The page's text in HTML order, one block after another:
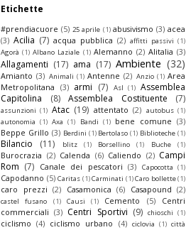
Etichette
#prendiacuore (5) 25 aprile (1) abusivismo (3) acea
(3) Acilia (7) acqua pubblica (2) affitti passivi (1)
Agorà (1) Albano Laziale (1) Alemanno (2) Alitalia (3)
Allagamenti (17) ama (17) Ambiente (32)
Amianto (3) Animali (1) Antenne (2) Anzio (1) Area
Metropolitana (3) armi (7) Asl (1) Assemblea
Capitolina
(8) Assemblea Costituente (7)
assunzioni (1) Atac (19) attentato (2) autobus (1)
autonomia (1) Axa (1) Bandi (1) bene comune (3)
Beppe Grillo (3) Berdini (1) Bertolaso (1) Biblioteche (1)
Bilancio (11) blitz (1) Borsellino (1) Buche (1)
Burocrazia (2) Calenda (6) Caliendo (2) Campi
Rom (7) Canale dei pescatori (3) Capocotta (1)
Capodanno (5) Caritas (1)Carminati (1)Caro bollette(1)
caro prezzi (2) Casamonica (6) Casapound (2)
castel fusano (1) Causi (1) Cemento (5)
Centri
commerciali (3) Centri Sportivi (9) chioschi (1)
ciclismo (4) ciclismo urbano (4) ciclovia (1) città